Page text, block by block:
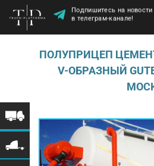
Подпишитесь на новости
в телеграм-канале!
ПОЛУПРИЦЕП
V-ОБРАЗНЫЙ